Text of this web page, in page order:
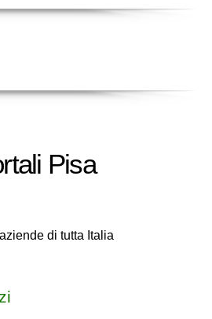
Pisa
di tutta Italia